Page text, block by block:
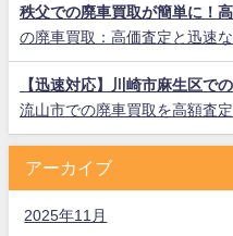
秩父での廃車買取が簡単に！
の廃車買取：高価査定と迅速
【迅速対応】川崎市麻生区で
流山市での廃車買取を高額査定
アーカイブ
2025年11月